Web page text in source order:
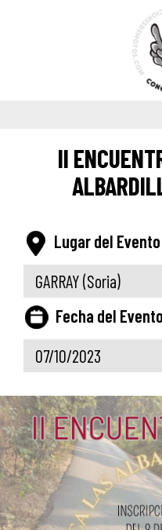
II
Lugar del Evento
GARRAY(Soria)
Fecha del Evento
07/10/2023